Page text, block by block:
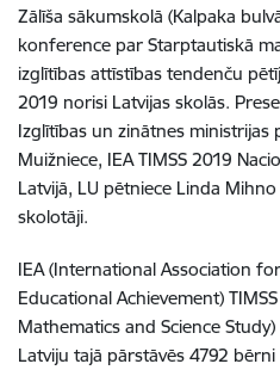
Zālīša sākumskolā (Kalpaka
konference par Starptautiskā
izglītības attīstības tendenču
2019 norisi Latvijas skolās.
Izglītības un zinātnes
Muižniece, IEA TIMSS 2019
Latvijā, LU pētniece Linda
skolotāji.
IEA (International Association
Educational Achievement)
Mathematics and Science
Latviju tajā pārstāvēs 4792